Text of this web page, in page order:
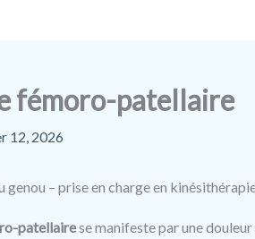
fémoro-patellaire
12, 2026
genou – prise en charge en
patellairese manifeste par une douleur